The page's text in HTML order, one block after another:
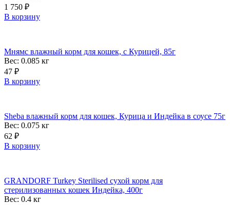
1 750 ₽
В корзину
Мнямс влажный корм для кошек, с Курицей, 85г
Вес: 0.085 кг
47 ₽
В корзину
Sheba влажный корм для кошек, Курица и Индейка в соусе 75г
Вес: 0.075 кг
62 ₽
В корзину
GRANDORF Turkey Sterilised сухой корм для
стерилизованных кошек Индейка, 400г
Вес: 0.4 кг